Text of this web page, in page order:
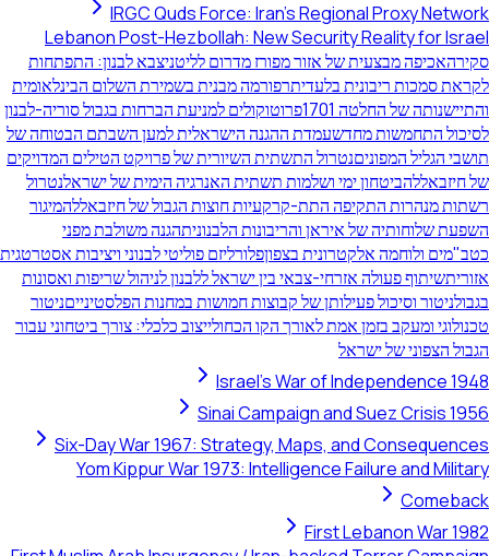
IRGC Quds Force: Iran's Regional Proxy
Lebanon Post-Hezbollah: New Security Reality for
אכיפה מבצעית של אזור מפורז מדרום לליטניצבא לבנון: התפתחות
סמכות ריבונית בלעדיתרפורמה מבנית בשמירת השלום הבינלאומית
של החלטה 1701
פרוטוקולים למניעת הברחות בגבול סוריה-לבנון
התחמשות מחדשעמדת ההגנה הישראלית למען השבתם הבטוחה של
הגליל המפוניםנטרול התשתית השיורית של פרויקט הטילים המדויקים
חיזבאללהביטחון ימי ושלמות תשתית האנרגיה הימית של ישראלנטרול
מנהרות התקיפה התת-קרקעיות חוצות הגבול של חיזבאללהמיגור
שלוחותיה של איראן והריבונות הלבנוניתהגנה משולבת מפני
ולוחמה אלקטרונית בצפוןפלורליזם פוליטי לבנוני ויציבות אסטרטגית
שיתוף פעולה אזרחי-צבאי בין ישראל ללבנון לניהול שריפות ואסונות
ניטור וסיכול פעילותן של קבוצות חמושות במחנות הפלסטינייםניטור
ומעקב בזמן אמת לאורך הקו הכחולייצוב כלכלי: צורך ביטחוני עבור
הצפוני של ישראל
Israel's War of Independence
Sinai Campaign and Suez Crisis
Six-Day War 1967: Strategy, Maps, and
Yom Kippur War 1973: Intelligence Failure and
First Lebanon War